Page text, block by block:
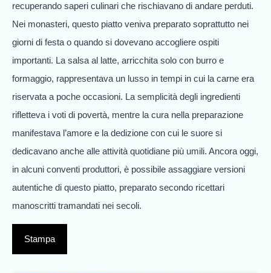
recuperando saperi culinari che rischiavano di andare perduti.
Nei monasteri, questo piatto veniva preparato soprattutto nei
giorni di festa o quando si dovevano accogliere ospiti
importanti. La salsa al latte, arricchita solo con burro e
formaggio, rappresentava un lusso in tempi in cui la carne era
riservata a poche occasioni. La semplicità degli ingredienti
rifletteva i voti di povertà, mentre la cura nella preparazione
manifestava l’amore e la dedizione con cui le suore si
dedicavano anche alle attività quotidiane più umili. Ancora oggi,
in alcuni conventi produttori, è possibile assaggiare versioni
autentiche di questo piatto, preparato secondo ricettari
manoscritti tramandati nei secoli.
Stampa